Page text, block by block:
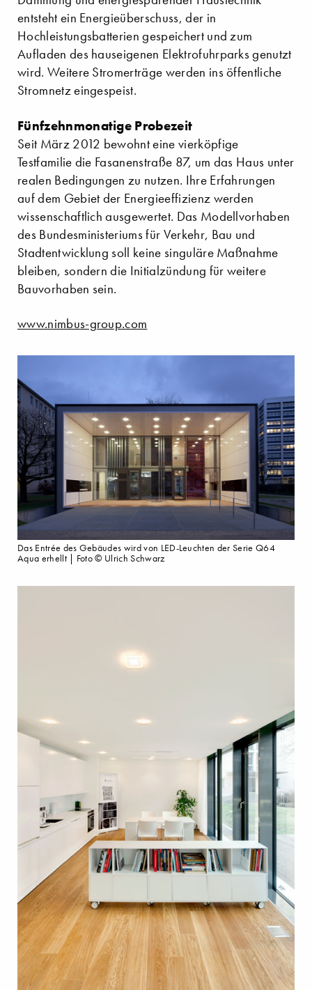
entsteht ein Energieüberschuss, der in
Hochleistungsbatterien gespeichert und zum
Aufladen des hauseigenen Elektrofuhrparks genutzt
wird. Weitere Stromerträge werden ins öffentliche
Stromnetz eingespeist.
Fünfzehnmonatige Probezeit
Seit März 2012 bewohnt eine vierköpfige
Testfamilie die Fasanenstraße 87, um das Haus unter
realen Bedingungen zu nutzen. Ihre Erfahrungen
auf dem Gebiet der Energieeffizienz werden
wissenschaftlich ausgewertet. Das Modellvorhaben
des Bundesministeriums für Verkehr, Bau und
Stadtentwicklung soll keine singuläre Maßnahme
bleiben, son­dern die Initialzündung für weitere
Bauvorhaben sein.
www.nimbus-group.com
Das Entrée des Gebäudes wird von LED-Leuchten der Serie Q64
Aqua erhellt | Foto © Ulrich Schwarz